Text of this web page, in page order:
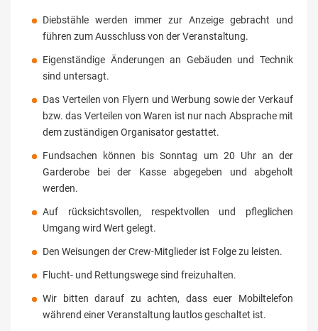
Diebstähle werden immer zur Anzeige gebracht und
führen zum Ausschluss von der Veranstaltung.
Eigenständige Änderungen an Gebäuden und Technik
sind untersagt.
Das Verteilen von Flyern und Werbung sowie der Verkauf
bzw. das Verteilen von Waren ist nur nach Absprache mit
dem zuständigen Organisator gestattet.
Fundsachen können bis Sonntag um 20 Uhr an der
Garderobe bei der Kasse abgegeben und abgeholt
werden.
Auf rücksichtsvollen, respektvollen und pfleglichen
Umgang wird Wert gelegt.
Den Weisungen der Crew-Mitglieder ist Folge zu leisten.
Flucht- und Rettungswege sind freizuhalten.
Wir bitten darauf zu achten, dass euer Mobiltelefon
während einer Veranstaltung lautlos geschaltet ist.